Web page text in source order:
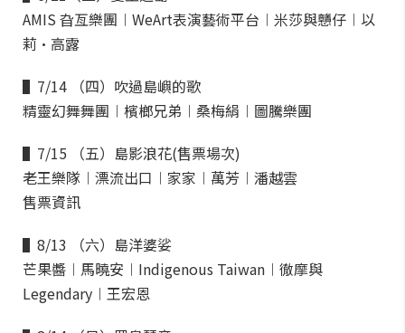
AMIS 旮亙樂團︱WeArt表演藝術平台︱米莎與戇仔︱以
莉·高露
▌7/14 （四）吹過島嶼的歌
精靈幻舞舞團︱檳榔兄弟︱桑梅絹︱圖騰樂團
▌7/15 （五）島影浪花(售票場次)
老王樂隊︱漂流出口︱家家︱萬芳︱潘越雲
售票資訊
▌8/13 （六）島洋婆娑
芒果醬︱馬曉安︱Indigenous Taiwan︱徹摩與
Legendary︱王宏恩